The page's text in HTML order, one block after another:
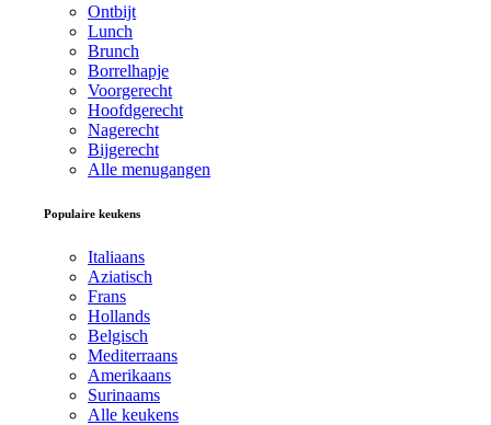
Ontbijt
Lunch
Brunch
Borrelhapje
Voorgerecht
Hoofdgerecht
Nagerecht
Bijgerecht
Alle menugangen
Populaire keukens
Italiaans
Aziatisch
Frans
Hollands
Belgisch
Mediterraans
Amerikaans
Surinaams
Alle keukens